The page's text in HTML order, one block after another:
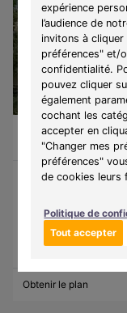
expérience
l’audience de
invitons à cliquer
préférences" et/
confidentialité.
pouvez cliquer
également
cochant les
accepter en
"Changer mes
préférences"
de cookies leurs
Politique de
Tout accepter
LIBRE
Appartement 3
La Rochelle (17000)
Découvrez une
sérénité et art de
Obtenir le plan